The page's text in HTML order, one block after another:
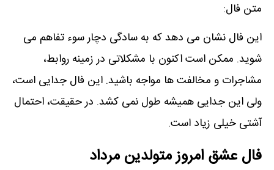
متن فال:
این فال نشان می دھد که به سادگی دچار سوء تفاھم می
شوید. ممکن است اکنون با مشکلاتی در زمینه روابط،
مشاجرات و مخالفت ھا مواجه باشید. این فال جدایی است،
ولی این جدایی ھمیشه طول نمی کشد. در حقیقت، احتمال
آشتی خیلی زیاد است.
فال عشق امروز متولدین مرداد